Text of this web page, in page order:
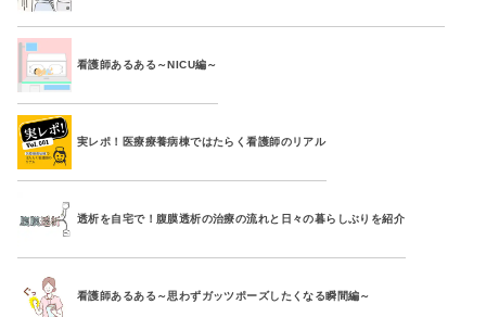
看護師あるある～NICU編～
実レポ！医療療養病棟ではたらく看護師のリアル
透析を自宅で！腹膜透析の治療の流れと日々の暮らしぶりを紹介
看護師あるある～思わずガッツポーズしたくなる瞬間編～